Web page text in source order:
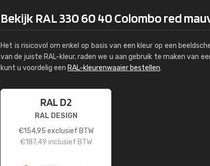
Bekijk RAL 330 60 40 Colombo red
Het is risicovol om enkel op basis van een kleur op een
van de juiste RAL-kleur, raden we u aan gebruik te maken van
kunt u voordelig een RAL-kleurenwaaier bestellen.
RAL D2
RAL DESIGN
€154,95 exclusief BTW
€187,49 inclusief BTW